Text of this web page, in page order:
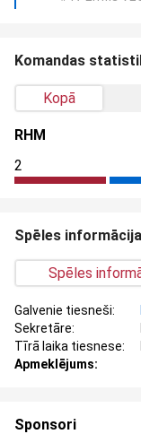
Komandas
Kopā
RHM
2
Spēles informācija
Spēles
Galvenie tiesneši:
Sekretāre:
Tīrā laika tiesnese:
Apmeklējums:
Sponsori